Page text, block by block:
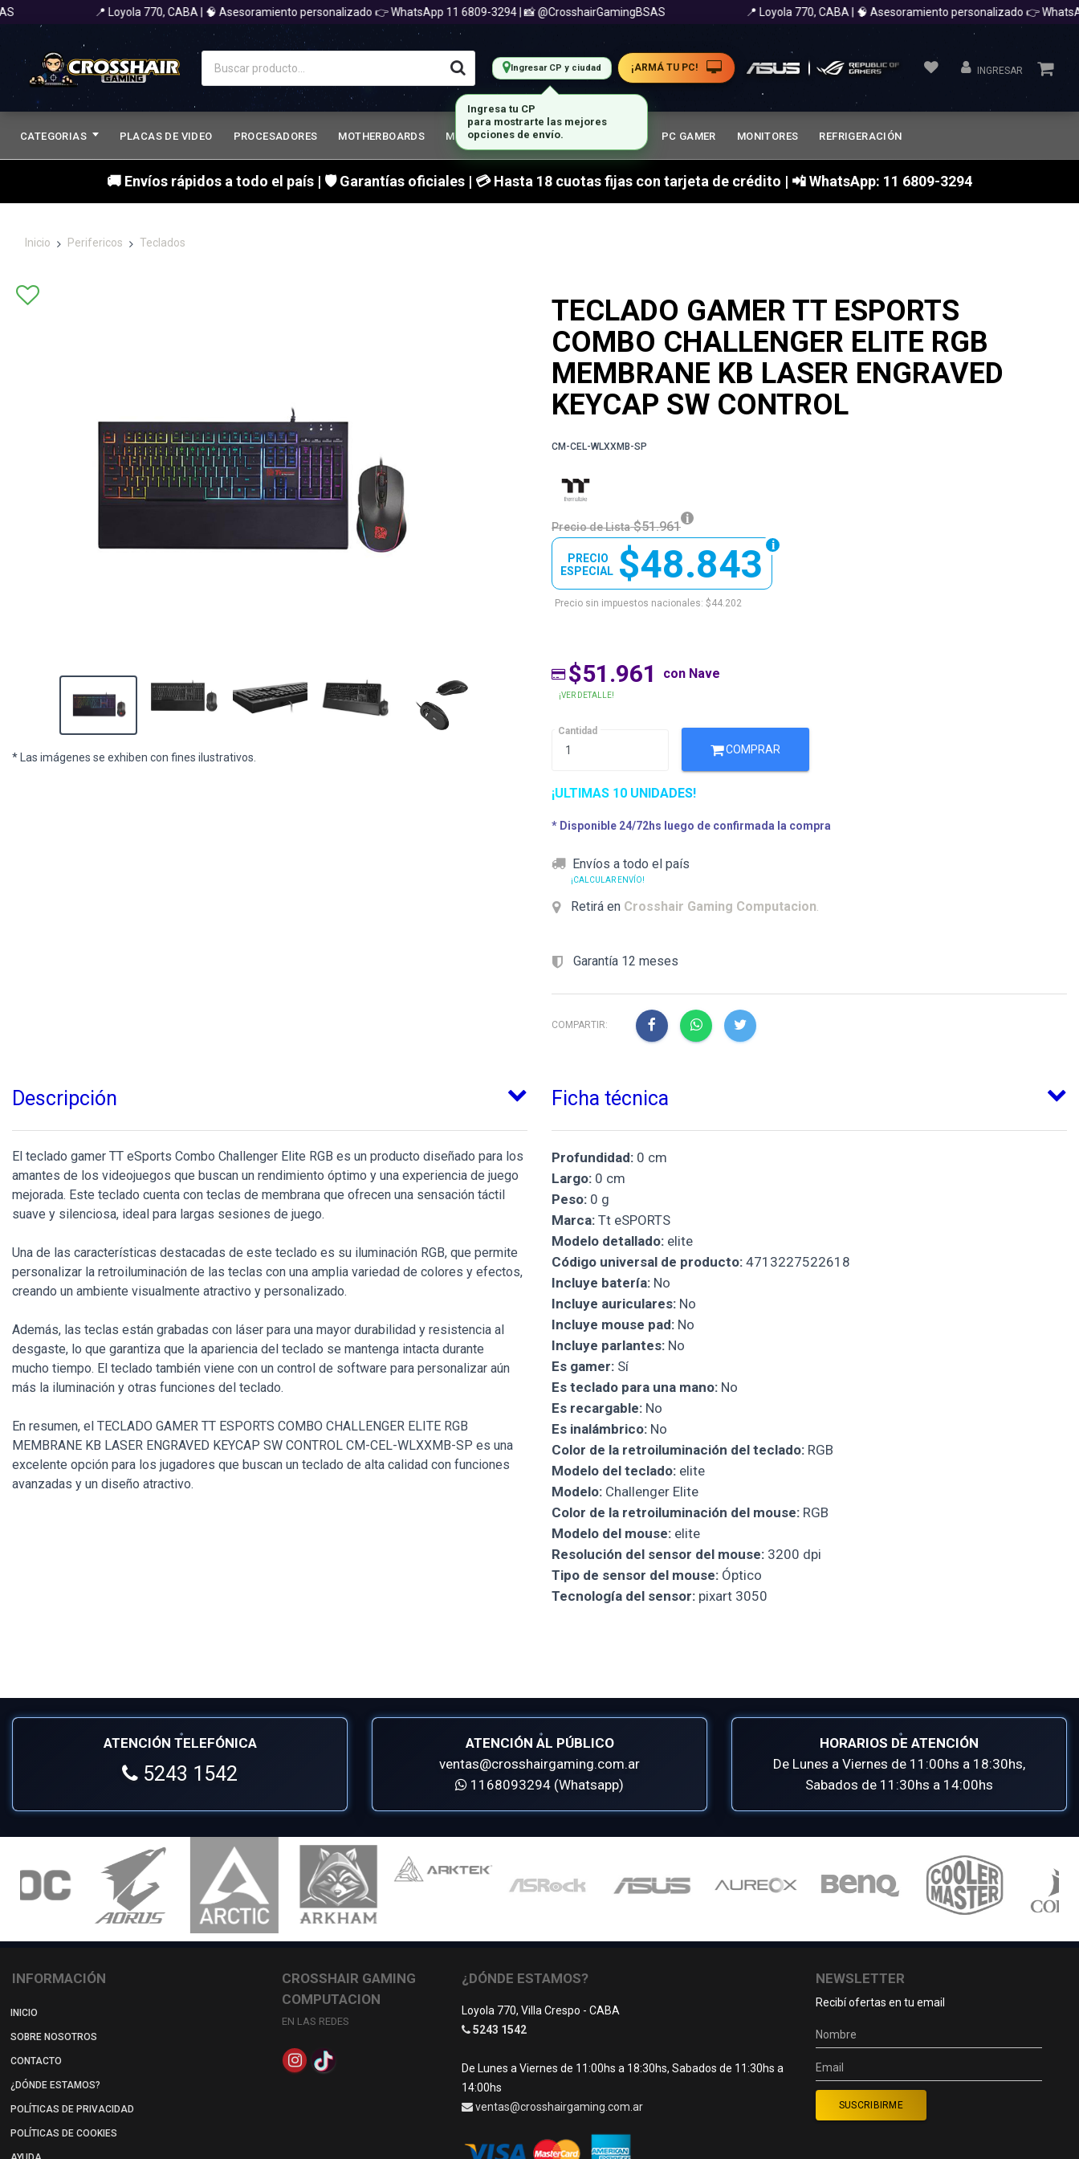
📍 Loyola 770, CABA | 🧠 Asesoramiento personalizado 👉 WhatsApp 11 6809-3294 | 📸 @CrosshairGamingBSAS 📍 Loyola 770, CABA | 🧠 Asesoramiento personalizado 👉 WhatsApp
Ingresar CP y ciudad ¡ARMÁ TU PC! INGRESAR
CATEGORIAS PLACAS DE VIDEO PROCESADORES MOTHERBOARDS MEMORIA RAM GABINETES GAMER PC GAMER MONITORES REFRIGERACIÓN
🚚 Envíos rápidos a todo el país | 🛡 Garantías oficiales | 💳 Hasta 18 cuotas fijas con tarjeta de crédito | 📲 WhatsApp: 11 6809-3294
Inicio Perifericos Teclados
* Las imágenes se exhiben con fines ilustrativos.
TECLADO GAMER TT ESPORTS
COMBO CHALLENGER ELITE RGB
MEMBRANE KB LASER ENGRAVED
KEYCAP SW CONTROL
CM-CEL-WLXXMB-SP
Precio de Lista $51.961
$48.843
PRECIO
ESPECIAL
Precio sin impuestos nacionales: $44.202
$51.961 con Nave
¡VER DETALLE!
Cantidad
COMPRAR
¡ULTIMAS 10 UNIDADES!
* Disponible 24/72hs luego de confirmada la compra
Envíos a todo el país
¡CALCULAR ENVÍO!
Retirá en Crosshair Gaming Computacion.
Garantía 12 meses
COMPARTIR:
Descripción
El teclado gamer TT eSports Combo Challenger Elite RGB es un producto diseñado para los
amantes de los videojuegos que buscan un rendimiento óptimo y una experiencia de juego
mejorada. Este teclado cuenta con teclas de membrana que ofrecen una sensación táctil
suave y silenciosa, ideal para largas sesiones de juego.
Una de las características destacadas de este teclado es su iluminación RGB, que permite
personalizar la retroiluminación de las teclas con una amplia variedad de colores y efectos,
creando un ambiente visualmente atractivo y personalizado.
Además, las teclas están grabadas con láser para una mayor durabilidad y resistencia al
desgaste, lo que garantiza que la apariencia del teclado se mantenga intacta durante
mucho tiempo. El teclado también viene con un control de software para personalizar aún
más la iluminación y otras funciones del teclado.
En resumen, el TECLADO GAMER TT ESPORTS COMBO CHALLENGER ELITE RGB
MEMBRANE KB LASER ENGRAVED KEYCAP SW CONTROL CM-CEL-WLXXMB-SP es una
excelente opción para los jugadores que buscan un teclado de alta calidad con funciones
avanzadas y un diseño atractivo.
Ficha técnica
Profundidad: 0 cm
Largo: 0 cm
Peso: 0 g
Marca: Tt eSPORTS
Modelo detallado: elite
Código universal de producto: 4713227522618
Incluye batería: No
Incluye auriculares: No
Incluye mouse pad: No
Incluye parlantes: No
Es gamer: Sí
Es teclado para una mano: No
Es recargable: No
Es inalámbrico: No
Color de la retroiluminación del teclado: RGB
Modelo del teclado: elite
Modelo: Challenger Elite
Color de la retroiluminación del mouse: RGB
Modelo del mouse: elite
Resolución del sensor del mouse: 3200 dpi
Tipo de sensor del mouse: Óptico
Tecnología del sensor: pixart 3050
ATENCIÓN TELEFÓNICA
5243 1542
ATENCIÓN AL PÚBLICO
ventas@crosshairgaming.com.ar
1168093294 (Whatsapp)
HORARIOS DE ATENCIÓN
De Lunes a Viernes de 11:00hs a 18:30hs,
Sabados de 11:30hs a 14:00hs
INFORMACIÓN
INICIO
SOBRE NOSOTROS
CONTACTO
¿DÓNDE ESTAMOS?
POLÍTICAS DE PRIVACIDAD
POLÍTICAS DE COOKIES
CROSSHAIR GAMING
COMPUTACION
EN LAS REDES
¿DÓNDE ESTAMOS?
Loyola 770, Villa Crespo - CABA
5243 1542
De Lunes a Viernes de 11:00hs a 18:30hs, Sabados de 11:30hs a
14:00hs
ventas@crosshairgaming.com.ar
NEWSLETTER
Recibí ofertas en tu email